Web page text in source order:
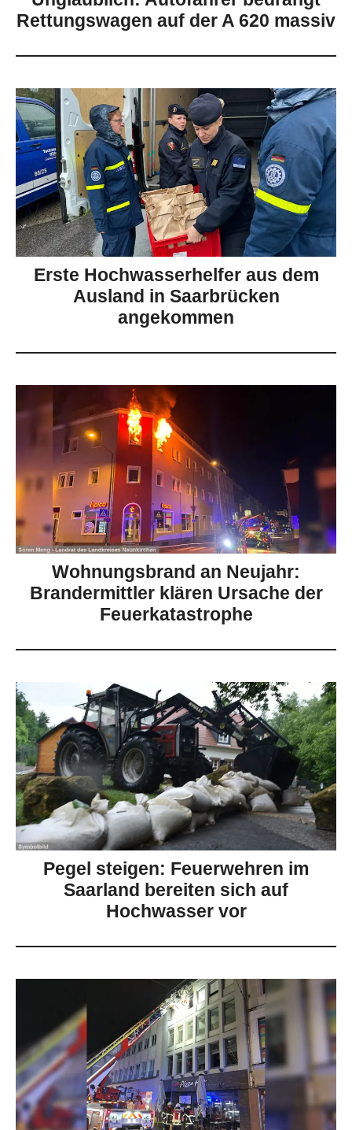
Rettungswagen auf der A 620 massiv
Erste Hochwasserhelfer aus dem
Ausland in Saarbrücken
angekommen
Wohnungsbrand an Neujahr:
Brandermittler klären Ursache der
Feuerkatastrophe
Pegel steigen: Feuerwehren im
Saarland bereiten sich auf
Hochwasser vor